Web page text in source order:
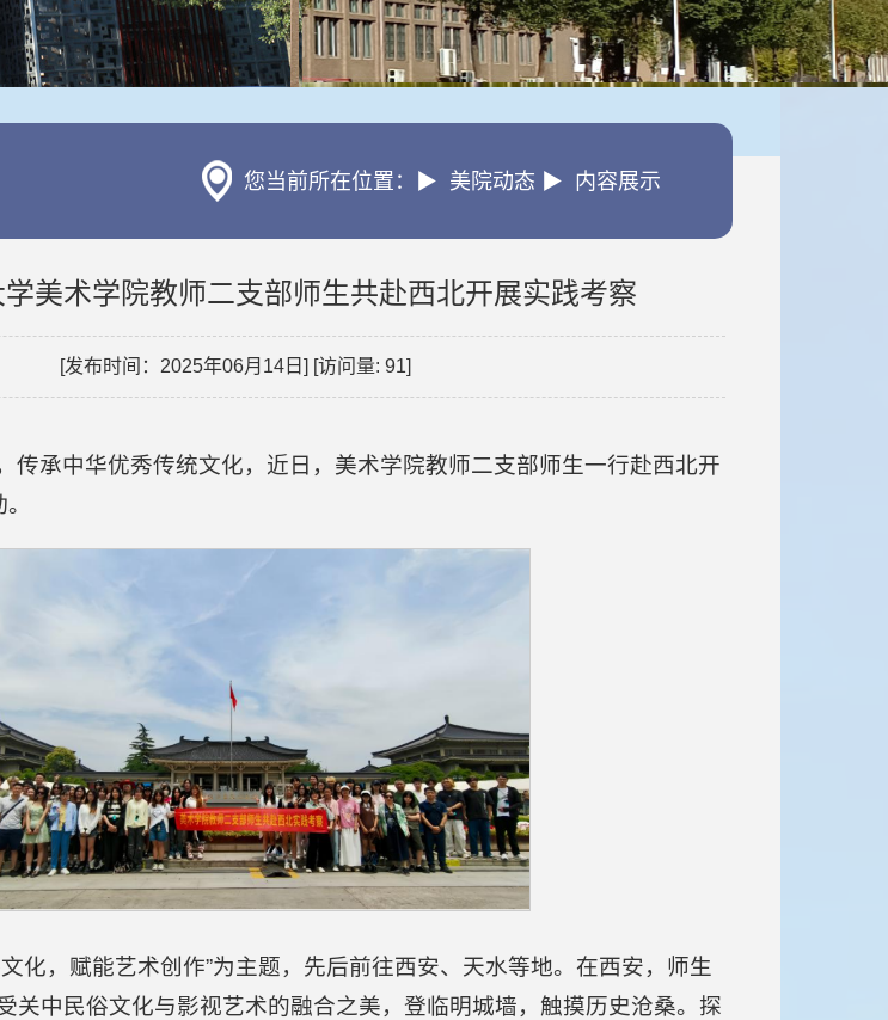
您当前所在位置：▶ 美院动态 ▶ 内容展示
美术学院教师二支部师生共赴西北开展实践考察
[发布时间：2025年06月14日] [访问量: 91]
传承中华优秀传统文化，近日，美术学院教师二支部师生一行赴西北开
化，赋能艺术创作”为主题，先后前往西安、天水等地。在西安，师生
关中民俗文化与影视艺术的融合之美，登临明城墙，触摸历史沧桑。探